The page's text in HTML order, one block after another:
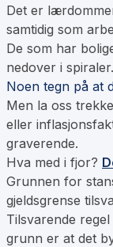
Det er
samtidig som
De som har
nedover i spiraler.
Noen tegn på at
Men la oss
eller
graverende.
Hva med i fjor?
Grunnen for
gjeldsgrense
Tilsvarende
grunn er at det